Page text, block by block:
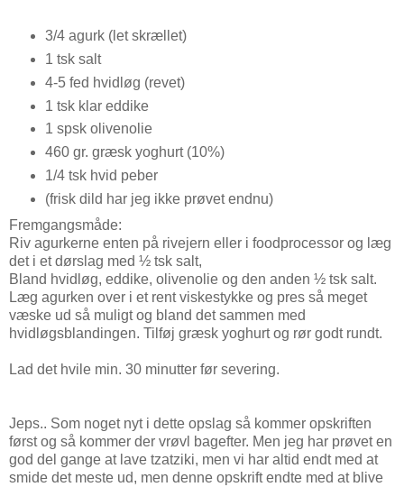
3/4 agurk (let skrællet)
1 tsk salt
4-5 fed hvidløg (revet)
1 tsk klar eddike
1 spsk olivenolie
460 gr. græsk yoghurt (10%)
1/4 tsk hvid peber
(frisk dild har jeg ikke prøvet endnu)
Fremgangsmåde:
Riv agurkerne enten på rivejern eller i foodprocessor og læg
det i et dørslag med ½ tsk salt,
Bland hvidløg, eddike, olivenolie og den anden ½ tsk salt.
Læg agurken over i et rent viskestykke og pres så meget
væske ud så muligt og bland det sammen med
hvidløgsblandingen. Tilføj græsk yoghurt og rør godt rundt.
Lad det hvile min. 30 minutter før severing.
Jeps.. Som noget nyt i dette opslag så kommer opskriften
først og så kommer der vrøvl bagefter. Men jeg har prøvet en
god del gange at lave tzatziki, men vi har altid endt med at
smide det meste ud, men denne opskrift endte med at blive